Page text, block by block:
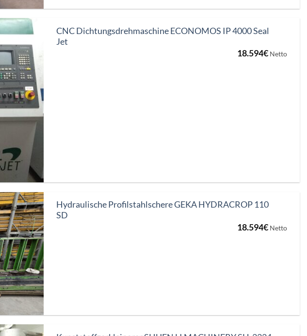
CNC Dichtungsdrehmaschine ECONOMOS IP 4000 Seal
Jet
18.594€ Netto
Hydraulische Profilstahlschere GEKA HYDRACROP 110
SD
18.594€ Netto